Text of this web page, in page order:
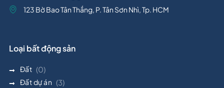
123 Bờ Bao Tân Thắng, P. Tân Sơn Nhì, Tp. HCM
Loại bất động sản
Đất (0)
Đất dự án (3)